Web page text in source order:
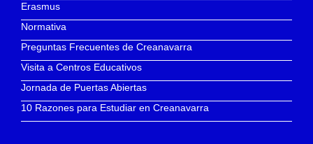
Erasmus
Normativa
Preguntas Frecuentes de Creanavarra
Visita a Centros Educativos
Jornada de Puertas Abiertas
10 Razones para Estudiar en Creanavarra